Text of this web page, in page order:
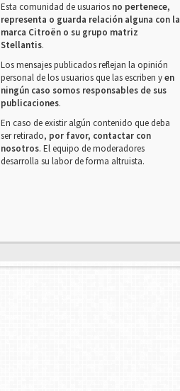
Esta comunidad de usuarios no pertenece,
representa o guarda relación alguna con la
marca Citroën o su grupo matriz
Stellantis.
Los mensajes publicados reflejan la opinión
personal de los usuarios que las escriben yen
ningún caso somos responsables de sus
publicaciones.
En caso de existir algún contenido que deba
ser retirado, por favor, contactar con
nosotros. El equipo de moderadores
desarrolla su labor de forma altruista.